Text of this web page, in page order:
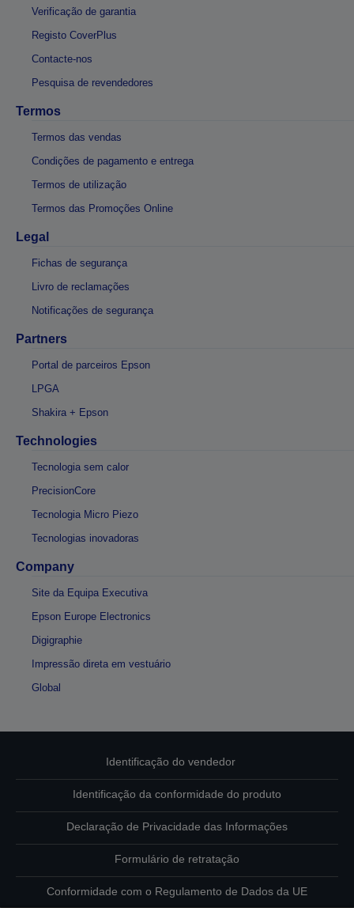
Verificação de garantia
Registo CoverPlus
Contacte-nos
Pesquisa de revendedores
Termos
Termos das vendas
Condições de pagamento e entrega
Termos de utilização
Termos das Promoções Online
Legal
Fichas de segurança
Livro de reclamações
Notificações de segurança
Partners
Portal de parceiros Epson
LPGA
Shakira + Epson
Technologies
Tecnologia sem calor
PrecisionCore
Tecnologia Micro Piezo
Tecnologias inovadoras
Company
Site da Equipa Executiva
Epson Europe Electronics
Digigraphie
Impressão direta em vestuário
Global
Identificação do vendedor
Identificação da conformidade do produto
Declaração de Privacidade das Informações
Formulário de retratação
Conformidade com o Regulamento de Dados da UE